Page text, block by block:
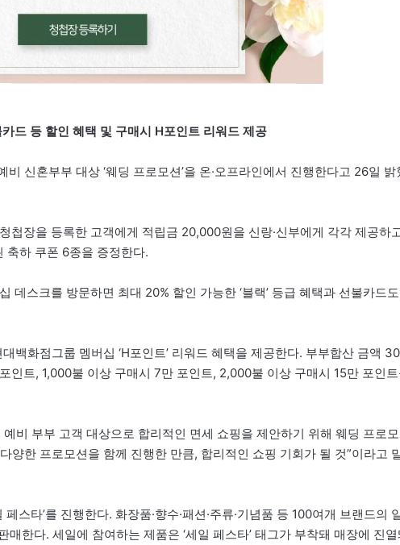
드 등 할인 혜택 및 구매시 H포인트 리워드 제공
신혼부부 대상 ‘웨딩 프로모션’을 온·오프라인에서 진행한다고 26일 밝
첩장을 등록한 고객에게 적립금 20,000원을 신랑·신부에게 각각 제공하
축하 쿠폰 6종을 증정한다.
데스크를 방문하면 최대 20% 할인 가능한 ‘블랙’ 등급 혜택과 선불카드
백화점그룹 멤버십 ‘H포인트’ 리워드 혜택을 제공한다. 부부합산 금액
인트, 1,000불 이상 구매시 7만 포인트, 2,000불 이상 구매시 15만 포인
비 부부 고객 대상으로 합리적인 면세 쇼핑을 제안하기 위해 웨딩 프로
양한 프로모션을 함께 진행한 만큼, 합리적인 쇼핑 기회가 될 것”이라고
스타’를 진행한다. 화장품·향수·패션·주류·기념품 등 100여개 브랜드의
한다. 세일에 참여하는 제품은 ‘세일 페스타’ 태그가 부착돼 매장에 진열